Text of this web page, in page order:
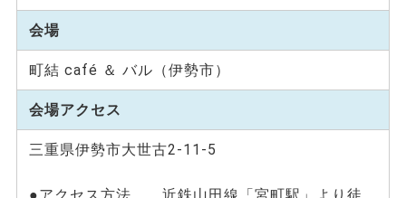
会場
町結 café ＆ バル（伊勢市）
会場アクセス
三重県伊勢市大世古2-11-5